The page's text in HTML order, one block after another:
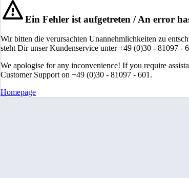
Ein Fehler ist aufgetreten / An error
Wir bitten die verursachten Unannehmlichkeiten zu
steht Dir unser Kundenservice unter +49 (0)30 - 81097 -
We apologise for any inconvenience! If you require
Customer Support on +49 (0)30 - 81097 - 601.
Homepage